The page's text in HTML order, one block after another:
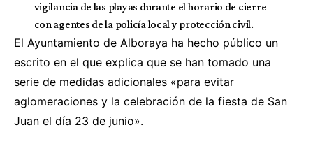
vigilancia de las playas durante el horario de cierre
con agentes de la policía local y protección civil.
El Ayuntamiento de Alboraya ha hecho público un
escrito en el que explica que se han tomado una
serie de medidas adicionales «para evitar
aglomeraciones y la celebración de la fiesta de San
Juan el día 23 de junio».